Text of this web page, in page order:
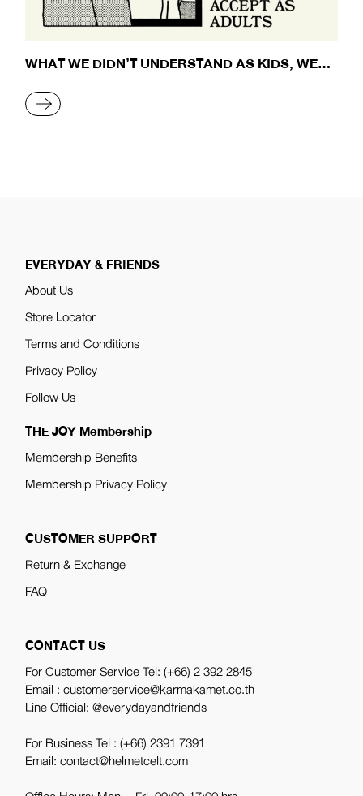
WHAT WE DIDN’T UNDERSTAND AS KIDS, WE
READ MORE
EVERYDAY & FRIENDS
About Us
Store Locator
Terms and Conditions
Privacy Policy
Follow Us
THE JOY Membership
Membership Benefits
Membership Privacy Policy
CUSTOMER SUPPORT
Return & Exchange
FAQ
CONTACT US
For Customer Service Tel:(+66) 2 392 2845
Email : customerservice@karmakamet.co.th
Line Official:@everydayandfriends
For Business Tel :(+66) 2391 7391
Email: contact@helmetcelt.com